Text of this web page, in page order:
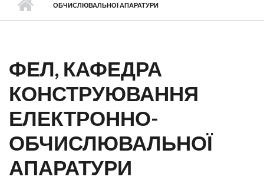
ОБЧИСЛЮВАЛЬНОЇ АПАРАТУРИ
ФЕЛ, КАФЕДРА
КОНСТРУЮВАННЯ
ЕЛЕКТРОННО-
ОБЧИСЛЮВАЛЬНОЇ
АПАРАТУРИ